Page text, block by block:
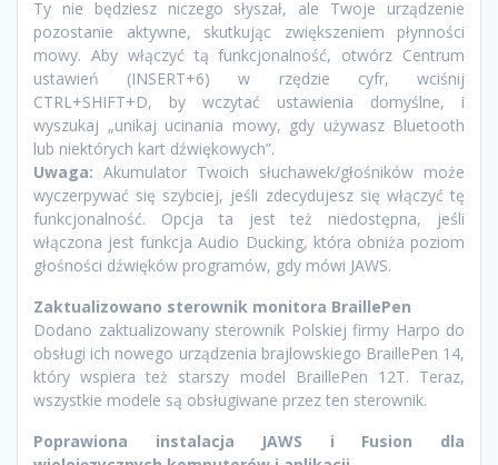
Ty nie będziesz niczego słyszał, ale Twoje urządzenie
pozostanie aktywne, skutkując zwiększeniem płynności
mowy. Aby włączyć tą funkcjonalność, otwórz Centrum
ustawień (INSERT+6) w rzędzie cyfr, wciśnij
CTRL+SHIFT+D, by wczytać ustawienia domyślne, i
wyszukaj „unikaj ucinania mowy, gdy używasz Bluetooth
lub niektórych kart dźwiękowych”.
Uwaga: Akumulator Twoich słuchawek/głośników może
wyczerpywać się szybciej, jeśli zdecydujesz się włączyć tę
funkcjonalność. Opcja ta jest też niedostępna, jeśli
włączona jest funkcja Audio Ducking, która obniża poziom
głośności dźwięków programów, gdy mówi JAWS.
Zaktualizowano sterownik monitora BraillePen
Dodano zaktualizowany sterownik Polskiej firmy Harpo do
obsługi ich nowego urządzenia brajlowskiego BraillePen 14,
który wspiera też starszy model BraillePen 12T. Teraz,
wszystkie modele są obsługiwane przez ten sterownik.
Poprawiona instalacja JAWS i Fusion dla